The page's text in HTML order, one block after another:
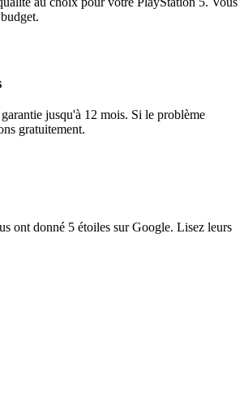
jusqu'à 12 mois. Si le problème
gratuitement.
ont donné 5 étoiles sur Google. Lisez leurs